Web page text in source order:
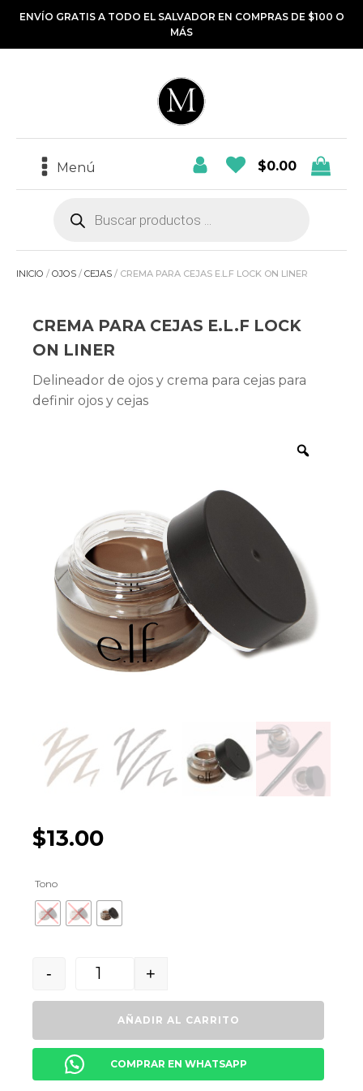
ENVÍO GRATIS A TODO EL SALVADOR EN COMPRAS DE $100 O
MÁS
Menú $0.00
Búsqueda
INICIO / OJOS / CEJAS / CREMA PARA CEJAS E.L.F LOCK ON LINER
CREMA PARA CEJAS E.L.F LOCK
ON LINER
Delineador de ojos y crema para cejas para
definir ojos y cejas
$13.00
Tono
- +
AÑADIR AL CARRITO
COMPRAR EN WHATSAPP